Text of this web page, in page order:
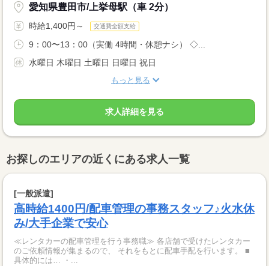
愛知県豊田市/上挙母駅（車 2分）
時給1,400円～ 交通費全額支給
9：00〜13：00（実働 4時間・休憩ナシ） ◇...
水曜日 木曜日 土曜日 日曜日 祝日
もっと見る
求人詳細を見る
お探しのエリアの近くにある求人一覧
[一般派遣]
高時給1400円/配車管理の事務スタッフ♪火水休
み/大手企業で安心
≪レンタカーの配車管理を行う事務職≫ 各店舗で受けたレンタカー
のご依頼情報が集まるので、 それをもとに配車手配を行います。 ■
具体的には… ・...